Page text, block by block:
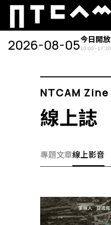
2026-08-05今日開放
10:00 - 17:30
NTCAM Zine
線上誌
專題文章線上影音